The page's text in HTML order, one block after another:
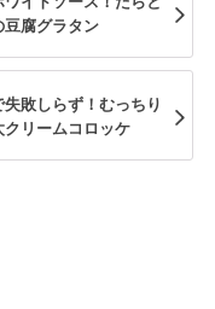
豆腐グラタン
敗しらず！むっちり
クリームコロッケ